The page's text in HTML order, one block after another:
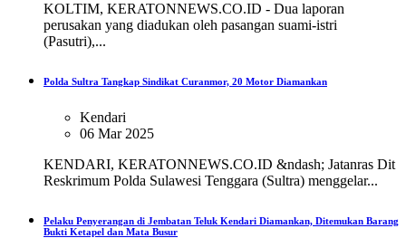
KOLTIM, KERATONNEWS.CO.ID - Dua laporan
perusakan yang diadukan oleh pasangan suami-istri
(Pasutri),...
Polda Sultra Tangkap Sindikat Curanmor, 20 Motor Diamankan
Kendari
06 Mar 2025
KENDARI, KERATONNEWS.CO.ID &ndash; Jatanras Dit
Reskrimum Polda Sulawesi Tenggara (Sultra) menggelar...
Pelaku Penyerangan di Jembatan Teluk Kendari Diamankan, Ditemukan Barang
Bukti Ketapel dan Mata Busur